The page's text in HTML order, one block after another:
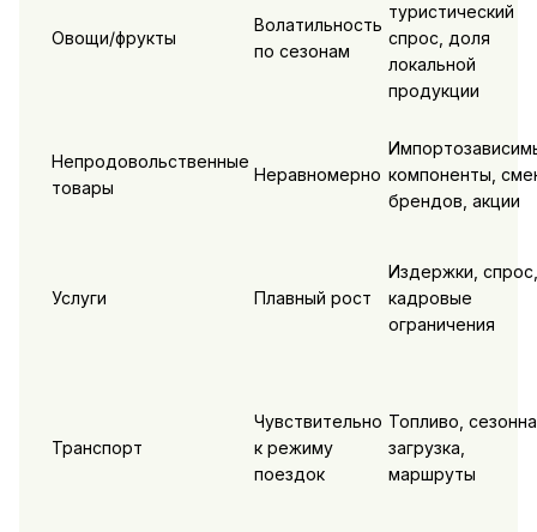
Овощи/фрукты
Волатильность
по сезонам
туристический
спрос, доля
локальной
продукции
Непродовольственные
товары
Неравномерно компоненты,
брендов, акции
Услуги Плавный рост
Издержки, спрос,
кадровые
ограничения
Транспорт
Чувствительно
к режиму
поездок
Топливо,
загрузка,
маршруты